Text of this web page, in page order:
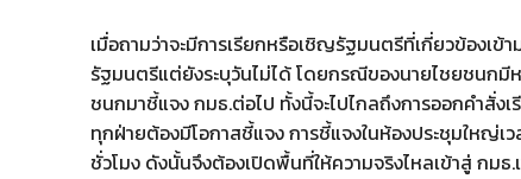
เมื่อถามว่าจะมีการเรียกหรือเชิญรัฐมนตรีที่เกี่ยวข้องเ
รัฐมนตรีแต่ยังระบุวันไม่ได้ โดยกรณีของนายไชยชนกมี
ชนกมาชี้แจง กมธ.ต่อไป ทั้งนี้จะไปไกลถึงการออกคำสั่ง
ทุกฝ่ายต้องมีโอกาสชี้แจง การชี้แจงในห้องประชุมใหญ่เ
ชั่วโมง ดังนั้นจึงต้องเปิดพื้นที่ให้ความจริงไหลเข้าสู่ กมธ